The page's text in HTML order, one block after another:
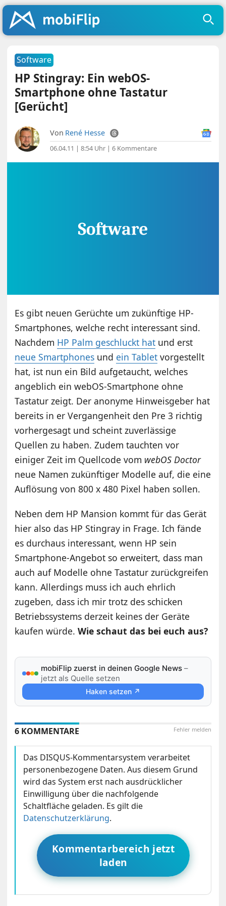
Software
HP Stingray: Ein webOS-
Smartphone ohne Tastatur
[Gerücht]
Von René Hesse
06.04.11 | 8:54 Uhr |6 Kommentare
Es gibt neuen Gerüchte um zukünftige HP-
Smartphones, welche recht interessant sind.
Nachdem HP Palm geschluckt hat und erst
neue Smartphones und ein Tablet vorgestellt
hat, ist nun ein Bild aufgetaucht, welches
angeblich ein webOS-Smartphone ohne
Tastatur zeigt. Der anonyme Hinweisgeber hat
bereits in er Vergangenheit den Pre 3 richtig
vorhergesagt und scheint zuverlässige
Quellen zu haben. Zudem tauchten vor
einiger Zeit im Quellcode vom webOS Doctor
neue Namen zukünftiger Modelle auf, die eine
Auflösung von 800 x 480 Pixel haben sollen.
Neben dem HP Mansion kommt für das Gerät
hier also das HP Stingray in Frage. Ich fände
es durchaus interessant, wenn HP sein
Smartphone-Angebot so erweitert, dass man
auch auf Modelle ohne Tastatur zurückgreifen
kann. Allerdings muss ich auch ehrlich
zugeben, dass ich mir trotz des schicken
Betriebssystems derzeit keines der Geräte
kaufen würde.Wie schaut das bei euch aus?
mobiFlip zuerst in deinen Google News –
jetzt als Quelle setzen
Haken setzen ↗
Fehler melden
6 KOMMENTARE
Das DISQUS-Kommentarsystem verarbeitet
personenbezogene Daten. Aus diesem Grund
wird das System erst nach ausdrücklicher
Einwilligung über die nachfolgende
Schaltfläche geladen. Es gilt die
Datenschutzerklärung.
Kommentarbereich jetzt
laden